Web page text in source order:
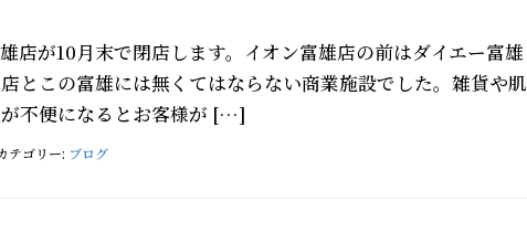
店が10月末で閉店します。イオン富雄店の前はダイエー富雄
とこの富雄には無くてはならない商業施設でした。雑貨や肌
不便になるとお客様が […]
テゴリー: ブログ